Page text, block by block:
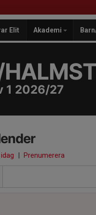
Elit Akademi
1 2026/27
| Prenumerera